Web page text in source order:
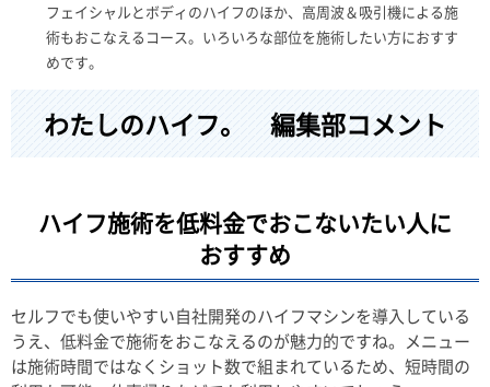
フェイシャルとボディのハイフのほか、高周波＆吸引機による施
術もおこなえるコース。いろいろな部位を施術したい方におすす
めです。
わたしのハイフ。 編集部コメント
ハイフ施術を低料金でおこないたい人に
おすすめ
セルフでも使いやすい自社開発のハイフマシンを導入している
うえ、低料金で施術をおこなえるのが魅力的ですね。メニュー
は施術時間ではなくショット数で組まれているため、短時間の